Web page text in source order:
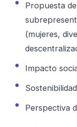
Propuesta
(mujeres,
Impacto
Perspectiva